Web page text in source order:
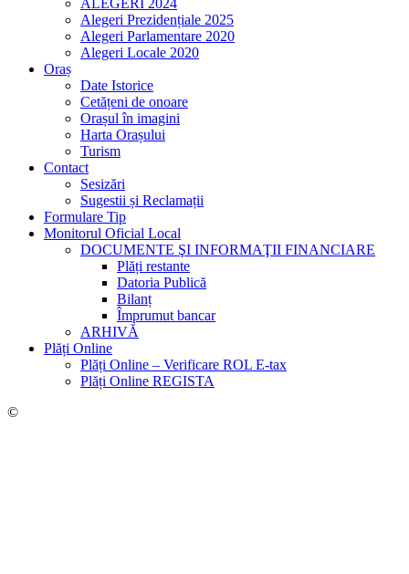
ALEGERI 2024
Alegeri Prezidențiale 2025
Alegeri Parlamentare 2020
Alegeri Locale 2020
Oraș
Date Istorice
Cetățeni de onoare
Orașul în imagini
Harta Orașului
Turism
Contact
Sesizări
Sugestii și Reclamații
Formulare Tip
Monitorul Oficial Local
DOCUMENTE ŞI INFORMAŢII FINANCIARE
Plăți restante
Datoria Publică
Bilanț
Împrumut bancar
ARHIVĂ
Plăți Online
Plăți Online – Verificare ROL E-tax
Plăți Online REGISTA
©